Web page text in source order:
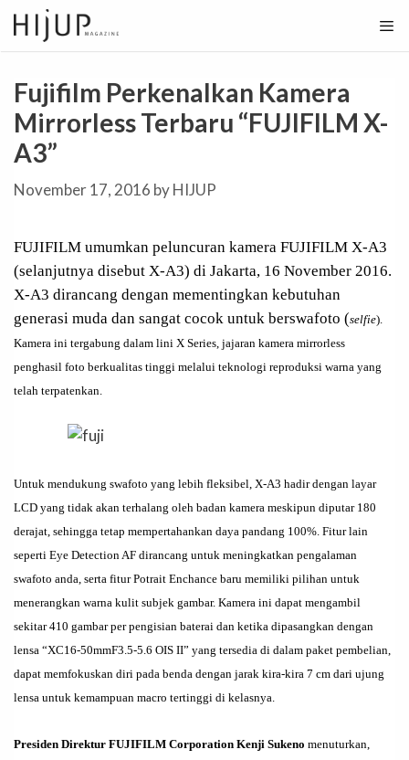
Skip
to
content
Fujifilm Perkenalkan Kamera
Mirrorless Terbaru “FUJIFILM X-
A3”
November 17, 2016 byHIJUP
FUJIFILM umumkan peluncuran kamera FUJIFILM X-A3
(selanjutnya disebut X-A3) di Jakarta, 16 November 2016.
X-A3 dirancang dengan mementingkan kebutuhan
generasi muda dan sangat cocok untuk berswafoto (selfie).
Kamera ini tergabung dalam lini X Series, jajaran kamera mirrorless
penghasil foto berkualitas tinggi melalui teknologi reproduksi warna yang
telah terpatenkan.
Untuk mendukung swafoto yang lebih fleksibel, X-A3 hadir dengan layar
LCD yang tidak akan terhalang oleh badan kamera meskipun diputar 180
derajat, sehingga tetap mempertahankan daya pandang 100%. Fitur lain
seperti Eye Detection AF dirancang untuk meningkatkan pengalaman
swafoto anda, serta fitur Potrait Enchance baru memiliki pilihan untuk
menerangkan warna kulit subjek gambar. Kamera ini dapat mengambil
sekitar 410 gambar per pengisian baterai dan ketika dipasangkan dengan
lensa “XC16-50mmF3.5-5.6 OIS II” yang tersedia di dalam paket pembelian,
dapat memfokuskan diri pada benda dengan jarak kira-kira 7 cm dari ujung
lensa untuk kemampuan macro tertinggi di kelasnya.
Presiden Direktur FUJIFILM Corporation Kenji Sukeno menuturkan,